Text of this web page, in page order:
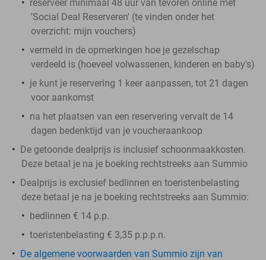
reserveer minimaal 48 uur van tevoren online met
'Social Deal Reserveren' (te vinden onder het
overzicht: mijn vouchers)
vermeld in de opmerkingen hoe je gezelschap
verdeeld is (hoeveel volwassenen, kinderen en baby's)
je kunt je reservering 1 keer aanpassen, tot 21 dagen
voor aankomst
na het plaatsen van een reservering vervalt de 14
dagen bedenktijd van je voucheraankoop
De getoonde dealprijs is inclusief schoonmaakkosten.
Deze betaal je na je boeking rechtstreeks aan Summio
Dealprijs is exclusief bedlinnen en toeristenbelasting
deze betaal je na je boeking rechtstreeks aan Summio:
bedlinnen € 14 p.p.
toeristenbelasting € 3,35 p.p.p.n.
De algemene voorwaarden van Summio zijn van